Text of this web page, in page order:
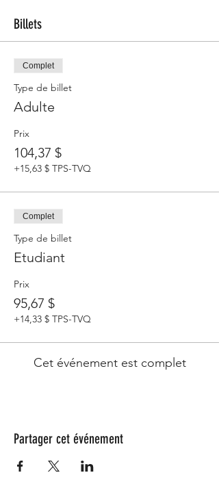
Billets
Complet
Type de billet
Adulte
Prix
104,37 $
+15,63 $ TPS-TVQ
Complet
Type de billet
Etudiant
Prix
95,67 $
+14,33 $ TPS-TVQ
Cet événement est complet
Partager cet événement